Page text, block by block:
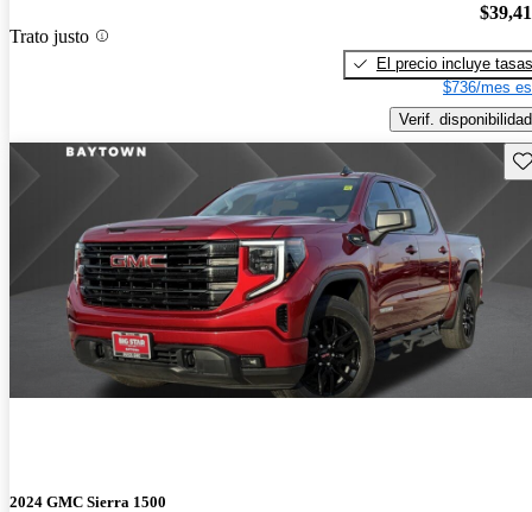
Trato justo
El precio incluye tasas
$736/mes
Verif. disponibilidad
2024 GMC Sierra 1500